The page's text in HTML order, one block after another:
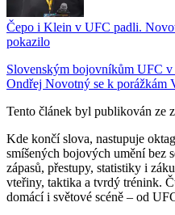
Čepo i Klein v UFC padli.
pokazilo
Slovenským bojovníkům UFC
Ondřej Novotný se k porážkám
Tento článek byl publikován ze
Kde končí slova, nastupuje
smíšených bojových umění bez
zápasů, přestupy, statistiky i
vteřiny, taktika a tvrdý trénink.
domácí i světové scéně – od